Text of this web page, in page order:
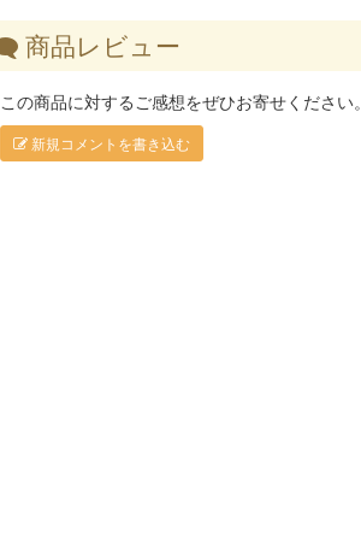
商品レビュー
この商品に対するご感想をぜひお寄せください。
新規コメントを書き込む